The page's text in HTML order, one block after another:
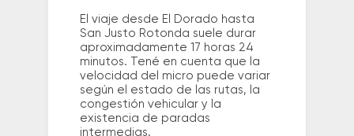
El viaje desde El Dorado hasta
San Justo Rotonda suele durar
aproximadamente 17 horas 24
minutos. Tené en cuenta que la
velocidad del micro puede variar
según el estado de las rutas, la
congestión vehicular y la
existencia de paradas
intermedias.